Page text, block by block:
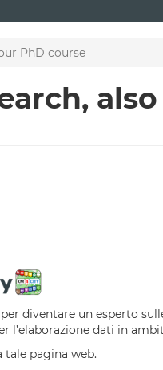
PhD course
diventare un esperto
l’elaborazione dati in
tale pagina web.